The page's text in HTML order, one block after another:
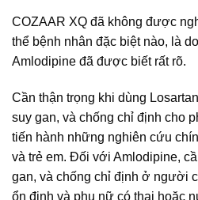
COZAAR XQ đã không được
thể bệnh nhân đặc biệt nào, là
Amlodipine đã được biết rất rõ.
Cần thận trọng khi dùng
suy gan, và chống chỉ định cho
tiến hành những nghiên cứu
và trẻ em. Đối với Amlodipine,
gan, và chống chỉ định ở người
ổn định và phụ nữ có thai hoặc